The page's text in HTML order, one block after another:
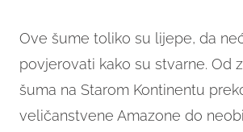
Ove šume toliko su lijepe, da
povjerovati kako su stvarne. Od
šuma na Starom Kontinentu
veličanstvene Amazone do